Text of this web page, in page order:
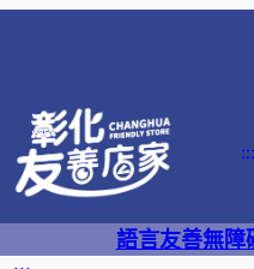
:::
語言友善無障